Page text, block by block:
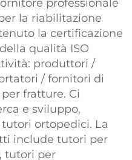
professionale
la riabilitazione
la certificazione
qualità ISO
produttori /
/ fornitori di
fratture. Ci
e sviluppo,
ortopedici. La
include tutori per
tutori per